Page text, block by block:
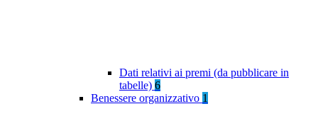
Dati relativi ai premi (da pubblicare in
tabelle) 6
Benessere organizzativo 1